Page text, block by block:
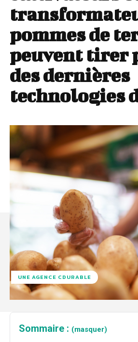
pommes de
peuvent tirer
des dernières
technologies
UNE AGENCE CDURABLE
Sommaire : (masquer)